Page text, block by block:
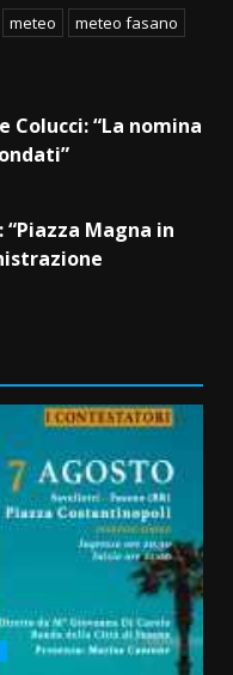
meteo
meteo fasano
Colucci: “La nomina
Magna in